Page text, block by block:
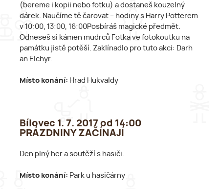
(bereme i kopii nebo fotku) a dostaneš kouzelný
dárek. Naučíme tě čarovat – hodiny s Harry Potterem
v 10:00, 13:00, 16:00Posbíráš magické předmět.
Odneseš si kámen mudrců Fotka ve fotokoutku na
památku jistě potěší. Zaklínadlo pro tuto akci: Darh
an Elchyr.
Místo konání: Hrad Hukvaldy
Bílovec 1. 7. 2017 od 14:00
PRÁZDNINY ZAČÍNAJÍ
Den plný her a soutěží s hasiči.
Místo konání: Park u hasičárny